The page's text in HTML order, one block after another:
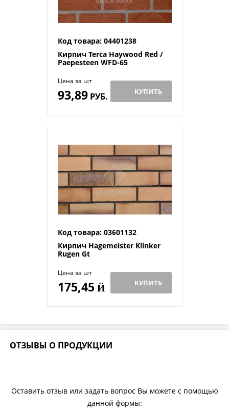
Код товара: 04401238
Кирпич Terca Haywood Red /
Paepesteen WFD-65
Цена за шт
93,89РУБ. КУПИТЬ
Код товара: 03601132
Кирпич Hagemeister Klinker
Rugen Gt
Цена за шт
175,45 Й КУПИТЬ
ОТЗЫВЫ О ПРОДУКЦИИ
Оставить отзыв или задать вопрос Вы можете с помощью
данной формы: